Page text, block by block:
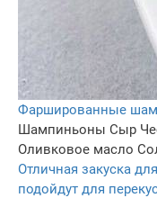
Фаршированные
Шампиньоны Сыр
Оливковое масло
Отличная закуска
подойдут для